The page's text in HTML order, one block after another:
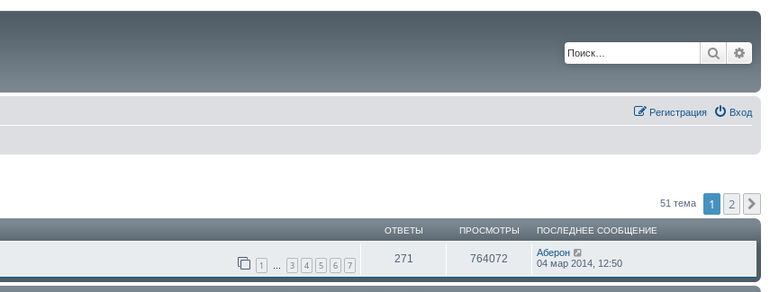
Поиск
Вход
Регистрация
51 тема 1 2
ОТВЕТЫ ПРОСМОТРЫ ПОСЛЕДНЕЕ СООБЩЕНИЕ
1 … 3 4 5 6 7
271 764072
Аберон
04 мар 2014, 12:50